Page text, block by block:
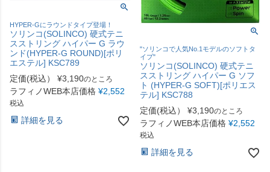
HYPER-Gにラウンドタイプ登場！
ソリンコ(SOLINCO) 硬式テニ
スストリング ハイパー G ラウ
ンド(HYPER-G ROUND)[ポリ
エステル] KSC789
定価(税込）
¥3,190のところ
ラフィノWEB本店価格 ¥2,552
税込
詳細を見る
"ソリンコで人気No.1モデルのソフトタ
イプ"
ソリンコ(SOLINCO) 硬式テニ
スストリング ハイパー G ソフ
ト (HYPER-G SOFT)[ポリエス
テル] KSC788
定価(税込）
¥3,190のところ
ラフィノWEB本店価格 ¥2,552
税込
詳細を見る